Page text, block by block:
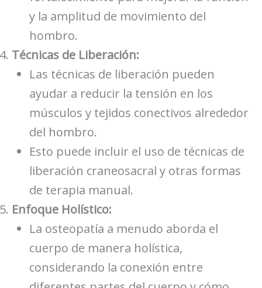
y la amplitud de movimiento del
hombro.
Técnicas de Liberación:
Las técnicas de liberación pueden
ayudar a reducir la tensión en los
músculos y tejidos conectivos alrededor
del hombro.
Esto puede incluir el uso de técnicas de
liberación craneosacral y otras formas
de terapia manual.
Enfoque Holístico:
La osteopatía a menudo aborda el
cuerpo de manera holística,
considerando la conexión entre